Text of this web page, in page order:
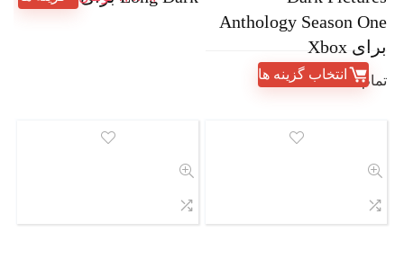
Anthology Season One
برای Xbox
تمام شدهانتخاب گزینه ها